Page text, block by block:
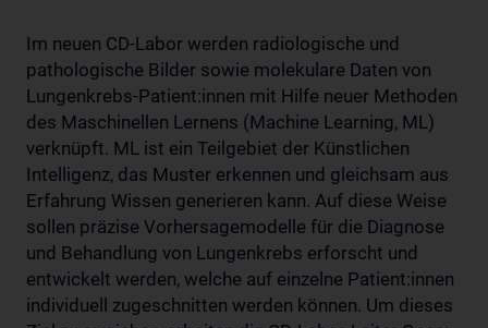
Im neuen CD-Labor werden radiologische und
pathologische Bilder sowie molekulare Daten von
Lungenkrebs-Patient:innen mit Hilfe neuer Methoden
des Maschinellen Lernens (Machine Learning, ML)
verknüpft. ML ist ein Teilgebiet der Künstlichen
Intelligenz, das Muster erkennen und gleichsam aus
Erfahrung Wissen generieren kann. Auf diese Weise
sollen präzise Vorhersagemodelle für die Diagnose
und Behandlung von Lungenkrebs erforscht und
entwickelt werden, welche auf einzelne Patient:innen
individuell zugeschnitten werden können. Um dieses